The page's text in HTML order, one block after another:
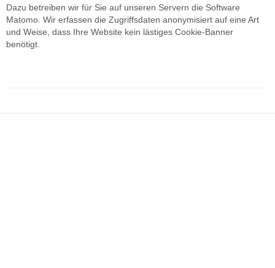
Dazu betreiben wir für Sie auf unseren Servern die Software
Matomo. Wir erfassen die Zugriffsdaten anonymisiert auf eine Art
und Weise, dass Ihre Website kein lästiges Cookie-Banner
benötigt.
mit Matomo
Netzwerksicherheit